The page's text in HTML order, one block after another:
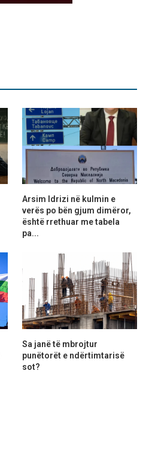
Arsim Idrizi në kulmin e
verës po bën gjum dimëror,
është rrethuar me tabela
pa...
Sa janë të mbrojtur
punëtorët e ndërtimtarisë
sot?